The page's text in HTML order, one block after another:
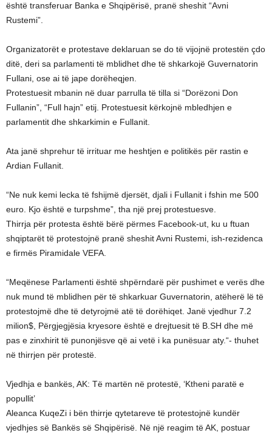
është transferuar Banka e Shqipërisë, pranë sheshit “Avni
Rustemi”.
Organizatorët e protestave deklaruan se do të vijojnë protestën çdo
ditë, deri sa parlamenti të mblidhet dhe të shkarkojë Guvernatorin
Fullani, ose ai të jape dorëheqjen.
Protestuesit mbanin në duar parrulla të tilla si “Dorëzoni Don
Fullanin”, “Full hajn” etij. Protestuesit kërkojnë mbledhjen e
parlamentit dhe shkarkimin e Fullanit.
Ata janë shprehur të irrituar me heshtjen e politikës për rastin e
Ardian Fullanit.
“Ne nuk kemi lecka të fshijmë djersët, djali i Fullanit i fshin me 500
euro. Kjo është e turpshme”, tha një prej protestuesve.
Thirrja për protesta është bërë përmes Facebook-ut, ku u ftuan
shqiptarët të protestojnë pranë sheshit Avni Rustemi, ish-rezidenca
e firmës Piramidale VEFA.
“Meqënese Parlamenti është shpërndarë për pushimet e verës dhe
nuk mund të mblidhen për të shkarkuar Guvernatorin, atëherë lë të
protestojmë dhe të detyrojmë atë të dorëhiqet. Janë vjedhur 7.2
milion$, Përgjegjësia kryesore është e drejtuesit të B.SH dhe më
pas e zinxhirit të punonjësve që ai vetë i ka punësuar aty.“- thuhet
në thirrjen për protestë.
Vjedhja e bankës, AK: Të martën në protestë, ‘Ktheni paratë e
popullit’
Aleanca KuqeZi i bën thirrje qytetareve të protestojnë kundër
vjedhjes së Bankës së Shqipërisë. Në një reagim të AK, postuar